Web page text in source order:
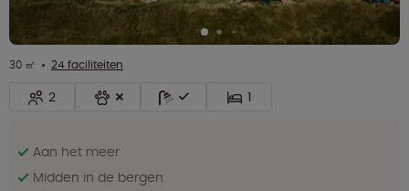
30 ㎡ 24 faciliteiten
2 1
Aan het meer
Midden in de bergen